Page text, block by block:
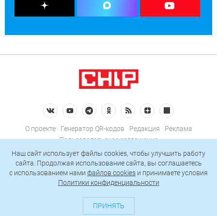
О проекте Генератор QR-кодов Редакция
Реклама
Пользовательское соглашение
Политика конфиденциальности
Подписаться на рассылку
127018, Москва, ул. Полковая, д. 3, стр. 4, помещение I, комн. 23
Наш сайт использует файлы cookies, чтобы улучшить работу
сайта. Продолжая использование сайта, вы соглашаетесь
c использованием нами файлов cookies и принимаете условия
Политики конфиденциальности
ПРИНЯТЬ